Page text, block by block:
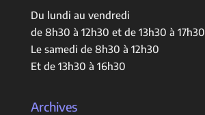
Du lundi au vendredi
de 8h30 à 12h30 et de 13h30 à 17h30
Le samedi de 8h30 à 12h30
Et de 13h30 à 16h30
Archives